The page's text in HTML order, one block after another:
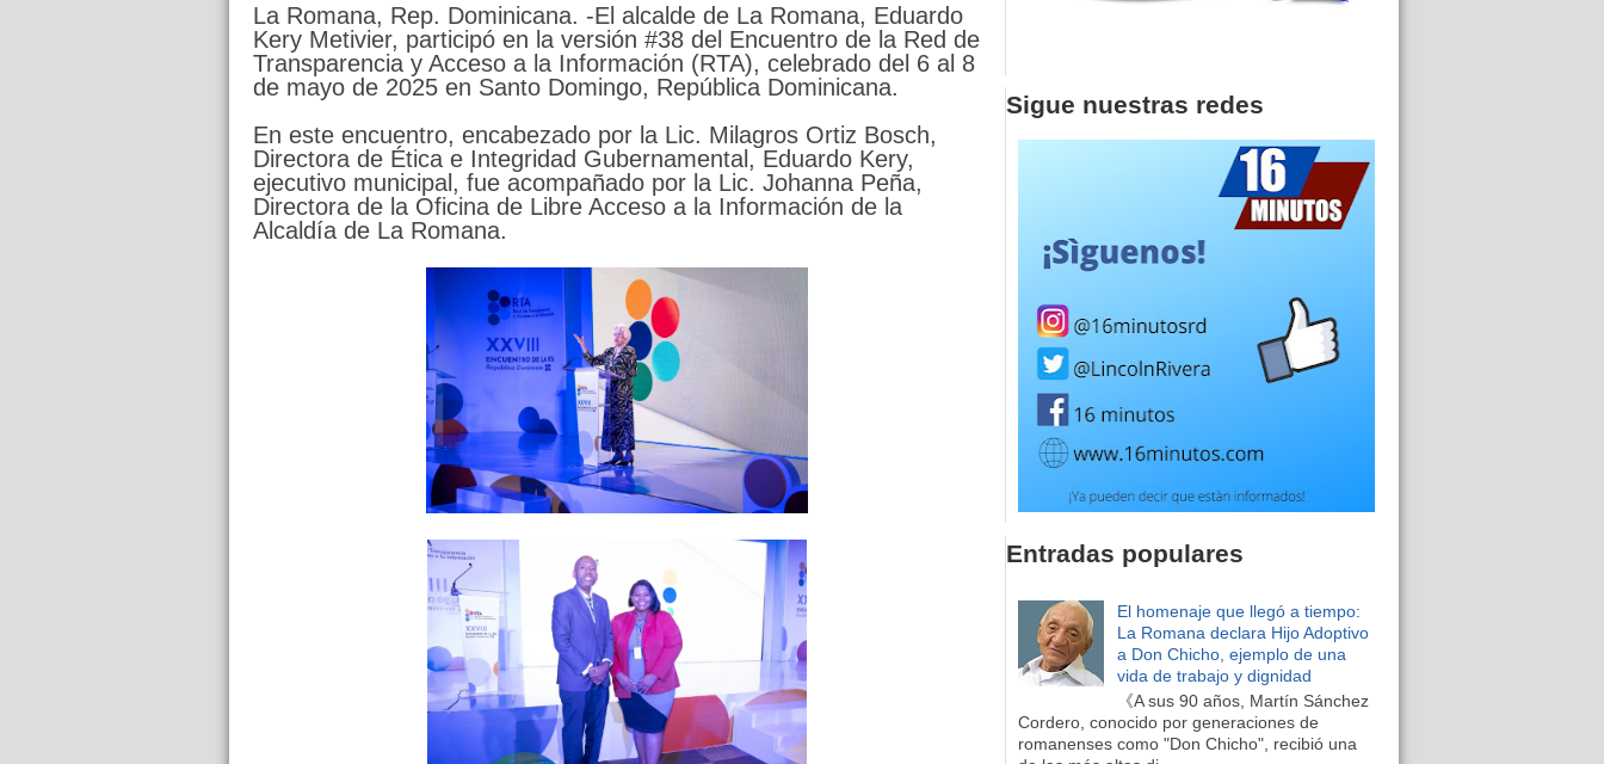
La Romana, Rep. Dominicana. -El alcalde de La Romana, Eduardo
Kery Metivier, participó en la versión #38 del Encuentro de la Red de
Transparencia y Acceso a la Información (RTA), celebrado del 6 al 8
de mayo de 2025 en Santo Domingo, República Dominicana.
En este encuentro, encabezado por la Lic. Milagros Ortiz Bosch,
Directora de Ética e Integridad Gubernamental, Eduardo Kery,
ejecutivo municipal, fue acompañado por la Lic. Johanna Peña,
Directora de la Oficina de Libre Acceso a la Información de la
Alcaldía de La Romana.
Sigue nuestras redes
Entradas populares
El homenaje que llegó a tiempo:
La Romana declara Hijo Adoptivo
a Don Chicho, ejemplo de una
vida de trabajo y dignidad
《A sus 90 años, Martín Sánchez
Cordero, conocido por generaciones de
romanenses como "Don Chicho", recibió una